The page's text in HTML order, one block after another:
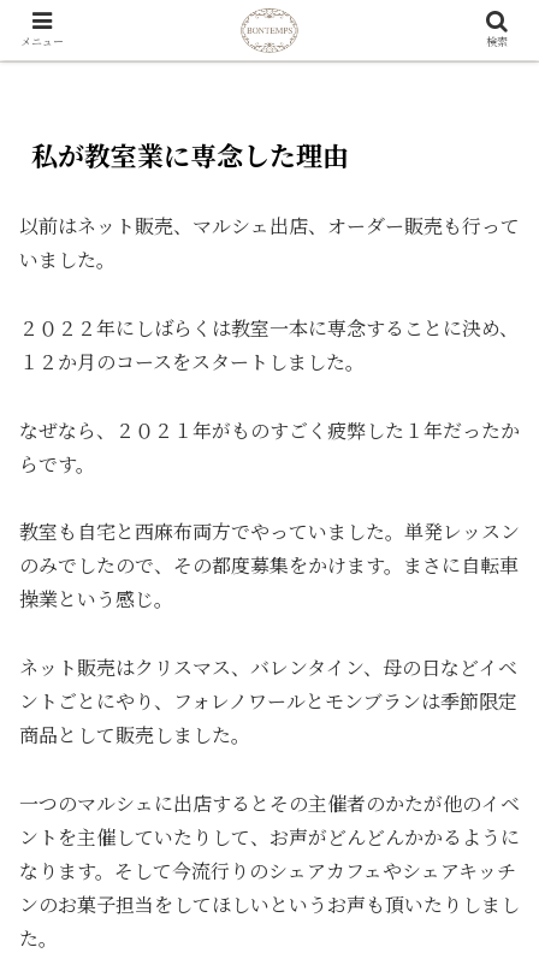
私が教室業に専念した理由
以前はネット販売、マルシェ出店、オーダー販売も行って
いました。
２０２２年にしばらくは教室一本に専念することに決め、
１２か月のコースをスタートしました。
なぜなら、２０２１年がものすごく疲弊した１年だったか
らです。
教室も自宅と西麻布両方でやっていました。単発レッスン
のみでしたので、その都度募集をかけます。まさに自転車
操業という感じ。
ネット販売はクリスマス、バレンタイン、母の日などイベ
ントごとにやり、フォレノワールとモンブランは季節限定
商品として販売しました。
一つのマルシェに出店するとその主催者のかたが他のイベ
ントを主催していたりして、お声がどんどんかかるように
なります。そして今流行りのシェアカフェやシェアキッチ
ンのお菓子担当をしてほしいというお声も頂いたりしまし
た。
メニュー 検索